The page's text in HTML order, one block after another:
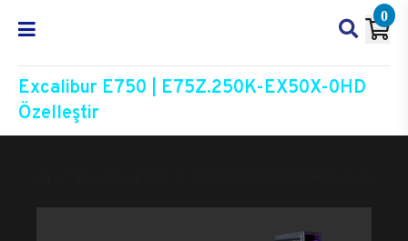
0
Excalibur E750 | E75Z.250K-EX50X-0HD
Özelleştir